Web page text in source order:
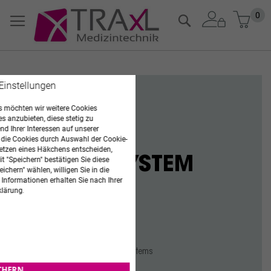
Zum
Inhalt
0
Suche
ANGEBOTE
AFIAS
ANALYSESYSTEM
Mit Hilfe des AFIAS-1 Analysensystems
können verschiedenste
möchten wir weitere Cookies
anzubieten, diese stetig zu
Ihrer Interessen auf unserer
Cookies durch Auswahl der Cookie-
eines Häkchens entscheiden,
"Speichern" bestätigen Sie diese
wählen, willigen Sie in die
erhalten Sie nach Ihrer